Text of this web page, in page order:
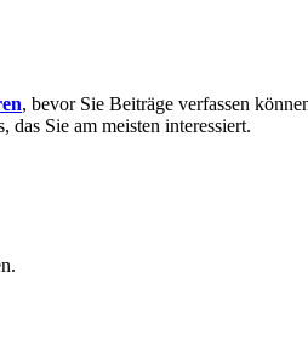
, bevor Sie Beiträge verfassen
das Sie am meisten interessiert.